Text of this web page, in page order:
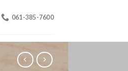
061-385-7600